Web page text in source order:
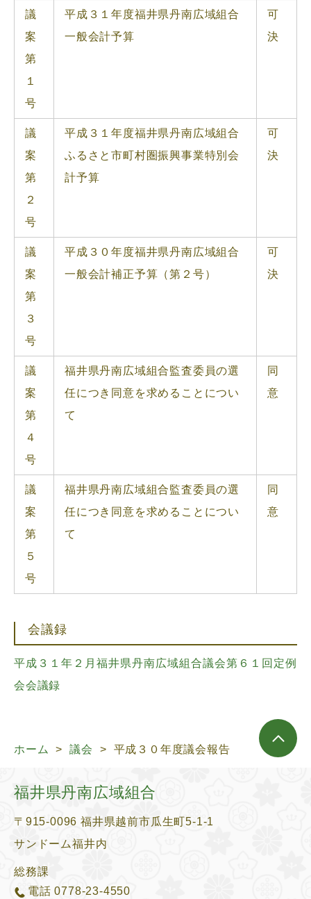
議
案
第
１
号
平成３１年度福井県丹南広域組合
一般会計予算
可
決
議
案
第
２
号
平成３１年度福井県丹南広域組合
ふるさと市町村圏振興事業特別会
計予算
可
決
議
案
第
３
号
平成３０年度福井県丹南広域組合
一般会計補正予算（第２号）
可
決
議
案
第
４
号
福井県丹南広域組合監査委員の選
任につき同意を求めることについ
て
同
意
議
案
第
５
号
福井県丹南広域組合監査委員の選
任につき同意を求めることについ
て
同
意
会議録
平成３１年２月福井県丹南広域組合議会第６１回定例
会会議録
ホーム > 議会 > 平成３０年度議会報告
福井県丹南広域組合
〒915-0096 福井県越前市瓜生町5-1-1
サンドーム福井内
総務課
電話0778-23-4550